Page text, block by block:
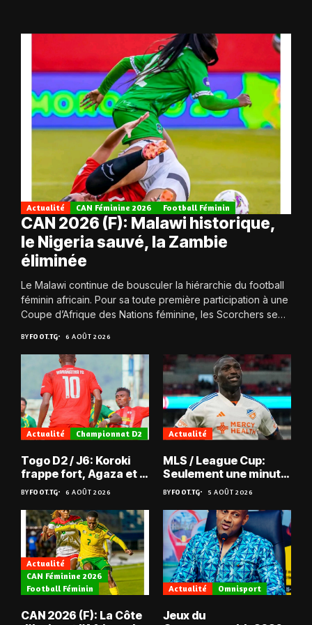
Actualité CAN Féminine 2026 Football Féminin
CAN 2026 (F): Malawi historique,
le Nigeria sauvé, la Zambie
éliminée
Le Malawi continue de bousculer la hiérarchie du football
féminin africain. Pour sa toute première participation à une
Coupe d’Afrique des Nations féminine, les Scorchers se
BYFOOT.TG 6 AOÛT 2026
Actualité Championnat D2
Togo D2 / J6: Koroki
frappe fort, Agaza et la
JCA assurent,
suspense avant Sara
FC – Doumbé FC
BYFOOT.TG 6 AOÛT 2026
Actualité
MLS / League Cup:
Seulement une minute
de jeu pour Kévin
Denkey
BYFOOT.TG 5 AOÛT 2026
Actualité
CAN Féminine 2026
Football Féminin
CAN 2026 (F): La Côte
Actualité Omnisport
Jeux du